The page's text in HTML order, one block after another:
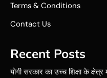
Terms & Conditions
Contact Us
Recent Posts
योगी सरकार का उच्च शिक्षा के